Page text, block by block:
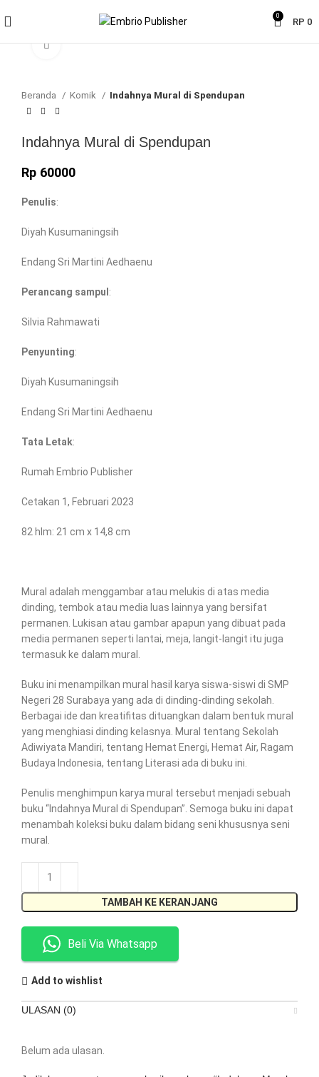
0
RP 0
Click to enlarge
Beranda Komik Indahnya Mural di Spendupan
Indahnya Mural di Spendupan
Rp 60000
Penulis:
Diyah Kusumaningsih
Endang Sri Martini Aedhaenu
Perancang sampul:
Silvia Rahmawati
Penyunting:
Diyah Kusumaningsih
Endang Sri Martini Aedhaenu
Tata Letak:
Rumah Embrio Publisher
Cetakan 1, Februari 2023
82 hlm: 21 cm x 14,8 cm
Mural adalah menggambar atau melukis di atas media
dinding, tembok atau media luas lainnya yang bersifat
permanen. Lukisan atau gambar apapun yang dibuat pada
media permanen seperti lantai, meja, langit-langit itu juga
termasuk ke dalam mural.
Buku ini menampilkan mural hasil karya siswa-siswi di SMP
Negeri 28 Surabaya yang ada di dinding-dinding sekolah.
Berbagai ide dan kreatifitas dituangkan dalam bentuk mural
yang menghiasi dinding kelasnya. Mural tentang Sekolah
Adiwiyata Mandiri, tentang Hemat Energi, Hemat Air, Ragam
Budaya Indonesia, tentang Literasi ada di buku ini.
Penulis menghimpun karya mural tersebut menjadi sebuah
buku “Indahnya Mural di Spendupan”. Semoga buku ini dapat
menambah koleksi buku dalam bidang seni khususnya seni
mural.
TAMBAH KE KERANJANG
Beli Via Whatsapp
Add to wishlist
ULASAN (0)
Belum ada ulasan.